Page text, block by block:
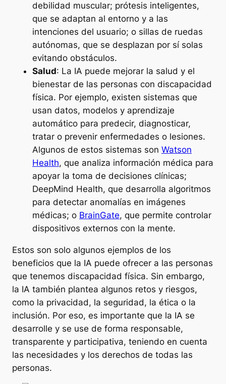
debilidad muscular; prótesis inteligentes,
que se adaptan al entorno y a las
intenciones del usuario; o sillas de ruedas
autónomas, que se desplazan por sí solas
evitando obstáculos.
Salud: La IA puede mejorar la salud y el
bienestar de las personas con discapacidad
física. Por ejemplo, existen sistemas que
usan datos, modelos y aprendizaje
automático para predecir, diagnosticar,
tratar o prevenir enfermedades o lesiones.
Algunos de estos sistemas son Watson
Health, que analiza información médica para
apoyar la toma de decisiones clínicas;
DeepMind Health, que desarrolla algoritmos
para detectar anomalías en imágenes
médicas; o BrainGate, que permite controlar
dispositivos externos con la mente.
Estos son solo algunos ejemplos de los
beneficios que la IA puede ofrecer a las personas
que tenemos discapacidad física. Sin embargo,
la IA también plantea algunos retos y riesgos,
como la privacidad, la seguridad, la ética o la
inclusión. Por eso, es importante que la IA se
desarrolle y se use de forma responsable,
transparente y participativa, teniendo en cuenta
las necesidades y los derechos de todas las
personas.